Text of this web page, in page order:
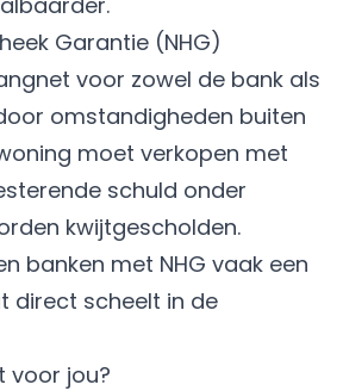
Garantie (NHG)
voor zowel de bank als
omstandigheden buiten
moet verkopen met
schuld onder
kwijtgescholden.
banken met NHG vaak een
direct scheelt in de
voor jou?